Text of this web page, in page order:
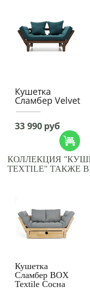
Кушетка
Сламбер Velvet
33 990 руб
КОЛЛЕКЦИЯ
TEXTILE" ТАКЖЕ
Кушетка
Сламбер BOX
Textile Сосна